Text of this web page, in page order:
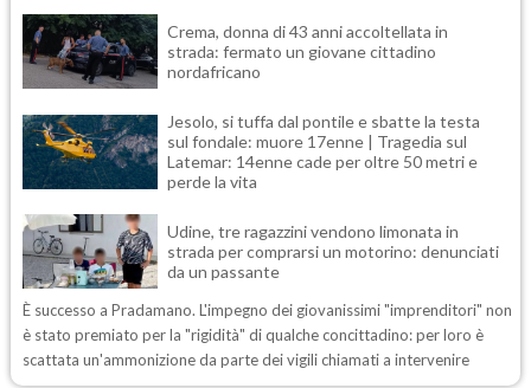
Crema, donna di 43 anni accoltellata in
strada: fermato un giovane cittadino
nordafricano
Jesolo, si tuffa dal pontile e sbatte la testa
sul fondale: muore 17enne | Tragedia sul
Latemar: 14enne cade per oltre 50 metri e
perde la vita
Udine, tre ragazzini vendono limonata in
strada per comprarsi un motorino: denunciati
da un passante
È successo a Pradamano. L'impegno dei giovanissimi "imprenditori" non
è stato premiato per la "rigidità" di qualche concittadino: per loro è
scattata un'ammonizione da parte dei vigili chiamati a intervenire